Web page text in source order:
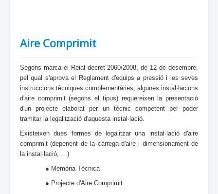
Aire Comprimit
Segons marca el Reial decret 2060/2008, de 12 de desembre,
pel qual s'aprova el Reglament d'equips a pressió i les seves
instruccions tècniques complementàries, algunes instal·lacions
d'aire comprimit (segons el tipus) requereixen la presentació
d'un projecte elaborat per un tècnic competent per poder
tramitar la legalització d'aquesta instal·lació.
Existeixen dues formes de legalitzar una instal·lació d'aire
comprimit (depenent de la càrrega d'aire i dimensionament de
la instal·lació, …)
● Memòria Tècnica
● Projecte d'Aire Comprimit